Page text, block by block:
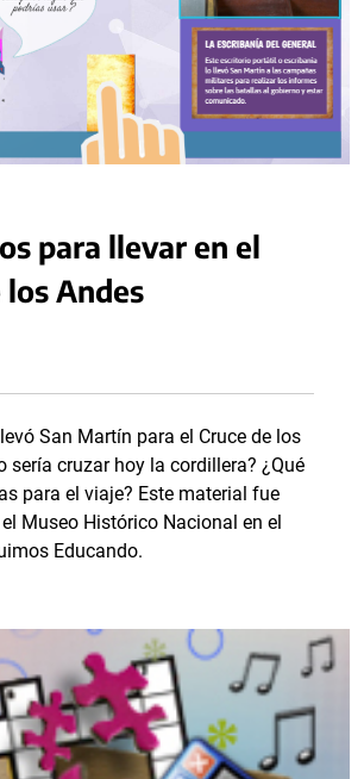
para llevar en el
los Andes
San Martín para el Cruce de los
sería cruzar hoy la cordillera? ¿Qué
para el viaje? Este material fue
Museo Histórico Nacional en el
Educando.